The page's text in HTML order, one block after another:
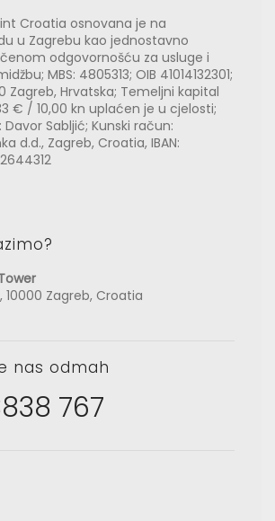
Croatia osnovana je na
u Zagrebu kao jednostavno
odgovornošću za usluge i
MBS: 4805313; OIB 41014132301;
Zagreb, Hrvatska; Temeljni kapital
€ / 10,00 kn uplaćen je u cjelosti;
Sabljić; Kunski račun:
d.d., Zagreb, Croatia, IBAN:
10000 Zagreb, Croatia
nas odmah
767